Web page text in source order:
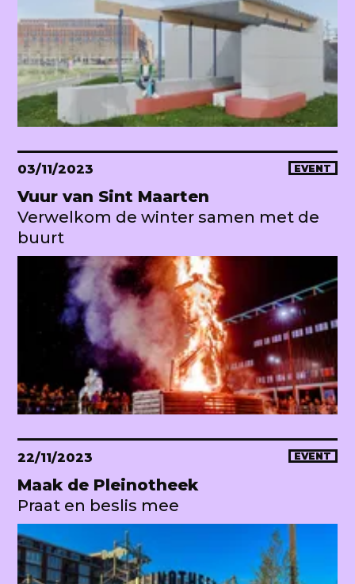
03/11/2023 EVENT
Vuur van Sint Maarten
Verwelkom de winter samen met de
buurt
22/11/2023 EVENT
Maak de Pleinotheek
Praat en beslis mee